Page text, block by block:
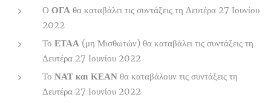
Ο ΟΓΑ θα καταβάλει τις συντάξεις τη Δευτέρα 27 Ιουνίου
2022
Το ΕΤΑΑ (μη Μισθωτών) θα καταβάλει τις συντάξεις τη
Δευτέρα 27 Ιουνίου 2022
Το ΝΑΤ και ΚΕΑΝ θα καταβάλουν τις συντάξεις τη
Δευτέρα 27 Ιουνίου 2022